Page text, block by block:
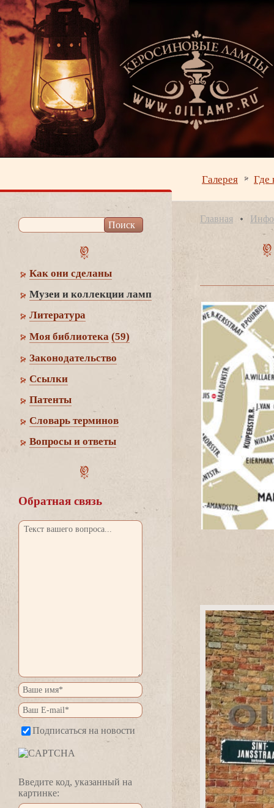
Галерея Где
Как они сделаны
Музеи и коллекции ламп
Литература
Моя библиотека (59)
Законодательство
Cсылки
Патенты
Словарь термино
опросы и ответы
Обратная связь
Подписаться на новости
едите код, указанный на
картинке:
Главная